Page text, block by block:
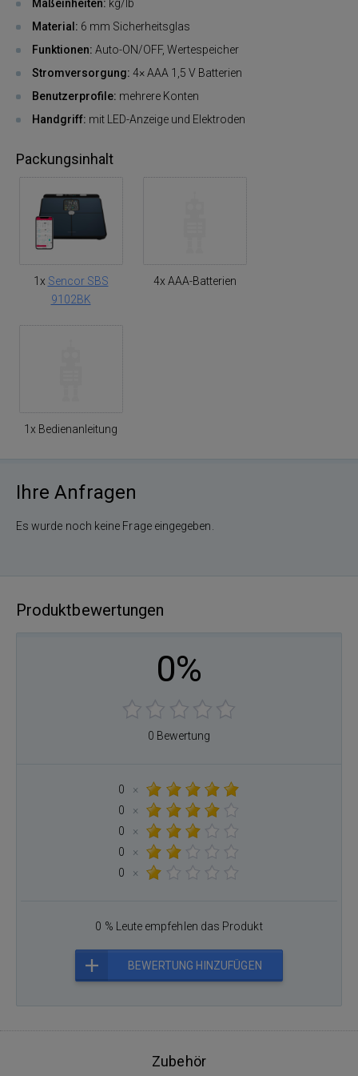
Maßeinheiten: kg/lb
Material: 6 mm Sicherheitsglas
Funktionen: Auto-ON/OFF, Wertespeicher
Stromversorgung: 4× AAA 1,5 V Batterien
Benutzerprofile: mehrere Konten
Handgriff: mit LED-Anzeige und Elektroden
Packungsinhalt
1x Sencor SBS
9102BK
4x AAA-Batterien
1x Bedienanleitung
Ihre Anfragen
Es wurde noch keine Frage eingegeben.
Produktbewertungen
0%
0 Bewertung
0
×
0
×
0
×
0
×
0
×
0 % Leute empfehlen das Produkt
BEWERTUNG HINZUFÜGEN
Zubehör